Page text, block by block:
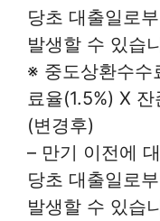
당초 대출일로
발생할 수 있습
※ 중도상환수수
료율(1.5%) X
(변경후)
– 만기 이전에
당초 대출일로
발생할 수 있습